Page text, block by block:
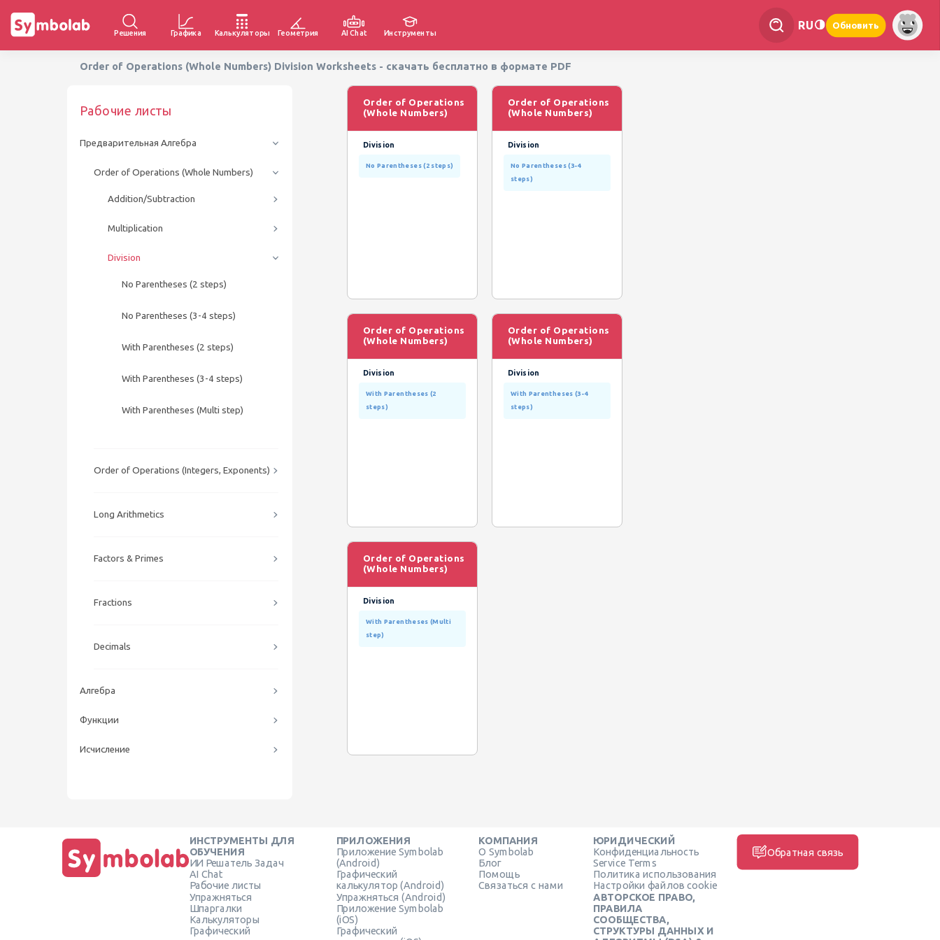
Решения Графика Калькуляторы Геометрия AI Chat Инструменты
RU Обновить
Order of Operations (Whole Numbers) Division Worksheets - скачать бесплатно в формате PDF
Рабочие листы
Предварительная Алгебра
Order of Operations (Whole Numbers)
Addition/Subtraction
Multiplication
Division
No Parentheses (2 steps)
No Parentheses (3-4 steps)
With Parentheses (2 steps)
With Parentheses (3-4 steps)
With Parentheses (Multi step)
Order of Operations (Integers, Exponents)
Long Arithmetics
Factors & Primes
Fractions
Decimals
Алгебра
Функции
Исчисление
Order of Operations
(Whole Numbers)
Division
No Parentheses (2 steps)
Order of Operations
(Whole Numbers)
Division
No Parentheses (3-4
steps)
Order of Operations
(Whole Numbers)
Division
With Parentheses (2
steps)
Order of Operations
(Whole Numbers)
Division
With Parentheses (3-4
steps)
Order of Operations
(Whole Numbers)
Division
With Parentheses (Multi
step)
ИНСТРУМЕНТЫ ДЛЯ
ОБУЧЕНИЯ
ИИ Решатель Задач
AI Chat
Рабочие листы
Упражняться
Шпаргалки
Калькуляторы
Графический
ПРИЛОЖЕНИЯ
Приложение Symbolab
(Android)
Графический
калькулятор (Android)
Упражняться (Android)
Приложение Symbolab
(iOS)
Графический
КОМПАНИЯ
О Symbolab
Блог
Помощь
Связаться с нами
ЮРИДИЧЕСКИЙ
Конфиденциальность
Service Terms
Политика использования
Настройки файлов cookie
АВТОРСКОЕ ПРАВО,
ПРАВИЛА
СООБЩЕСТВА,
СТРУКТУРЫ ДАННЫХ И
Обратная связь